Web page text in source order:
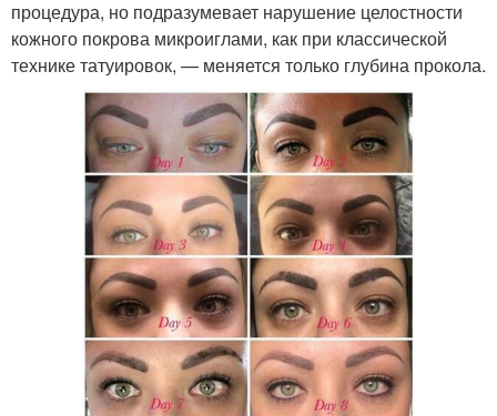
процедура, но подразумевает нарушение целостности
кожного покрова микроиглами, как при классической
технике татуировок, — меняется только глубина прокола.